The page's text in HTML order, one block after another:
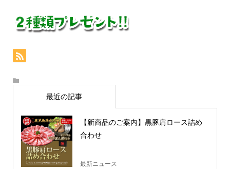
最近の記事
【新商品のご案内】黒豚肩ロース詰め
合わせ
最新ニュース